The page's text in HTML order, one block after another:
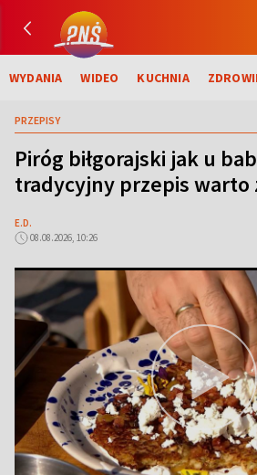
WYDANIA WIDEO KUCHNIA
PRZEPISY
Piróg biłgorajski jak u
tradycyjny przepis warto
E.D.
08.08.2026, 10:26